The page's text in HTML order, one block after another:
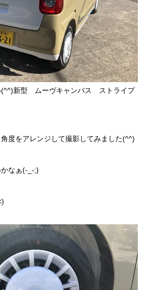
(^^)新型 ムーヴキャンバス ストライプ
度をアレンジして撮影してみました(^^)
なぁ(-_-;)